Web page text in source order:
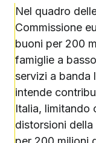
Nel quadro
Commissione
buoni per 200
famiglie a
servizi a banda
intende
Italia, limitando
distorsioni